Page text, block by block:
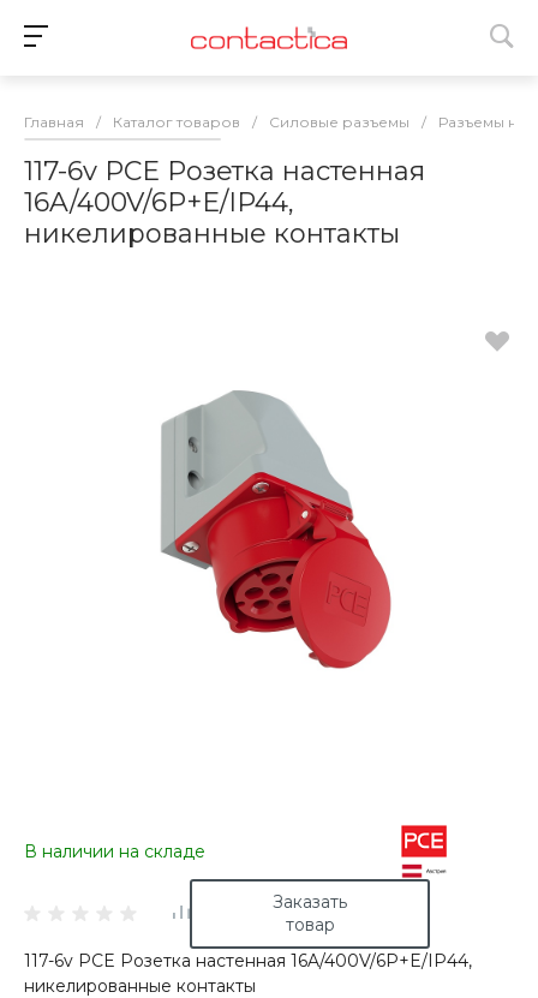
Главная / Каталог товаров / Силовые разъемы / Разъемы на
117-6v PCE Розетка настенная
16A/400V/6P+E/IP44,
никелированные контакты
В наличии на складе
Заказать
товар
117-6v PCE Розетка настенная 16A/400V/6P+E/IP44,
никелированные контакты